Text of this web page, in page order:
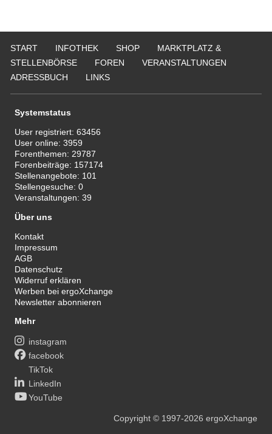
START INFOTHEK SHOP
MARKTPLATZ &
STELLENBÖRSE
FOREN
VERANSTALTUNGEN
ADRESSBUCH
LINKS
Systemstatus
User registriert:63456
User online:3959
Forenthemen: 29787
Forenbeiträge: 157174
Stellenangebote: 101
Stellengesuche:0
Veranstaltungen:39
Über uns
Kontakt
Impressum
AGB
Datenschutz
Widerruf erklären
Werben bei ergoXchange
Newsletter abonnieren
Mehr
instagram
facebook
TikTok
LinkedIn
YouTube
Copyright© 1997-2026 ergoXchange